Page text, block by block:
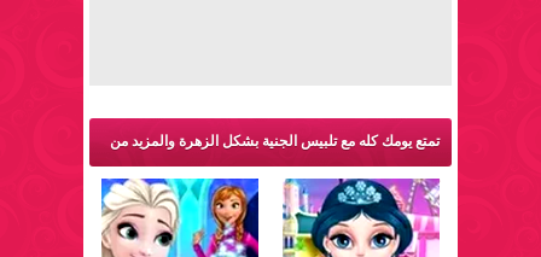
تمتع يومك كله مع تلبيس الجنية بشكل الزهرة والمزيد من
ألعاب فروزن: